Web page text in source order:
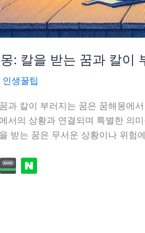
: 칼을 받는 꿈과 칼이
인생꿀팁
과 칼이 부러지는 꿈은 꿈해몽에
서의 상황과 연결되며 특별한 의
받는 꿈은 무서운 상황이나 위